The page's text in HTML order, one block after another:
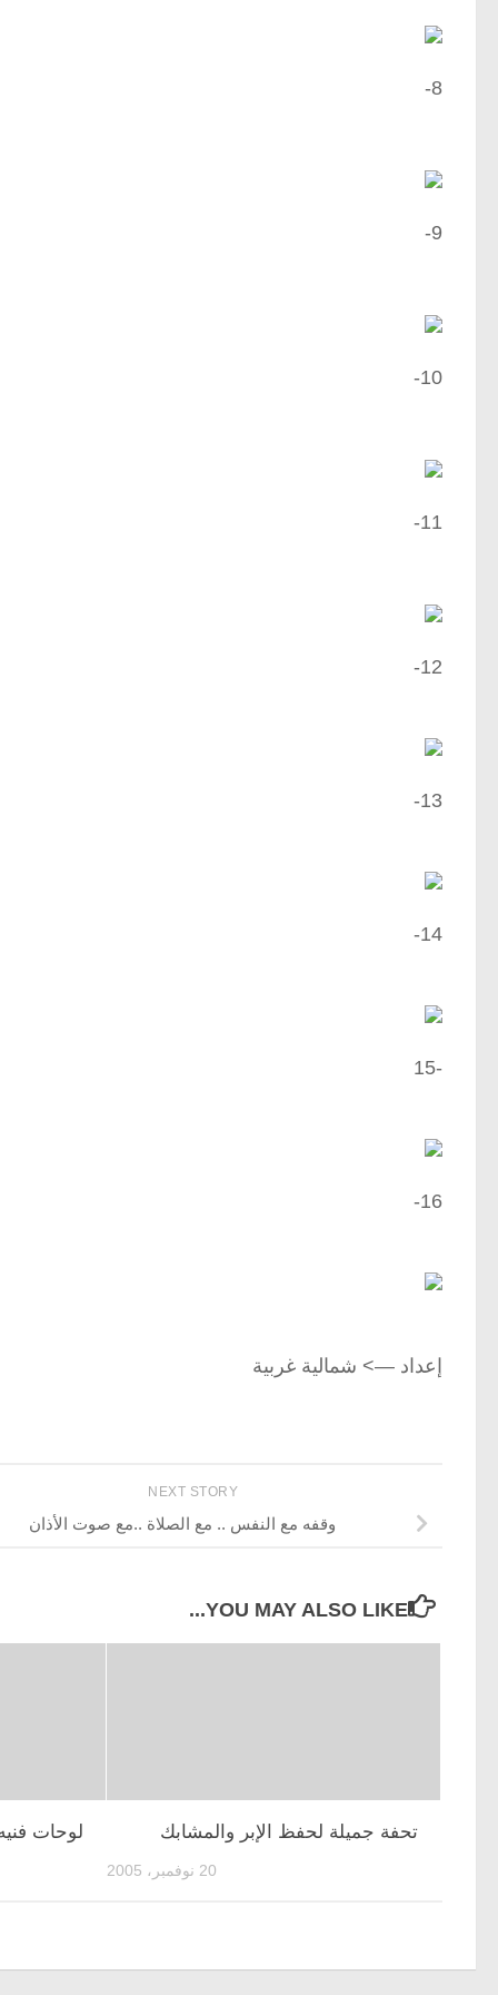
8-
9-
10-
11-
12-
13-
14-
-15
16-
إعداد —> شمالية غربية
NEXT STORY
وقفه مع النفس .. مع الصلاة ..مع صوت الأذان
YOU MAY ALSO LIKE...
لوحات تحفة جميلة لحفظ الإبر والمشابك
20 نوفمبر، 2005